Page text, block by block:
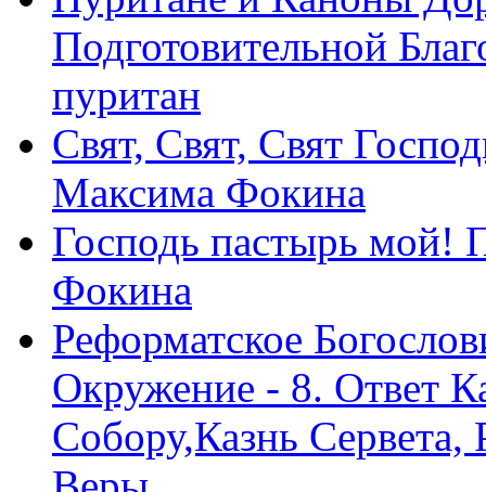
Подготовительной
пуритан
Свят, Свят, Свят
Максима Фокина
Господь пастырь мой!
Фокина
Реформатское
Окружение - 8. Ответ
Собору,Казнь Сервета,